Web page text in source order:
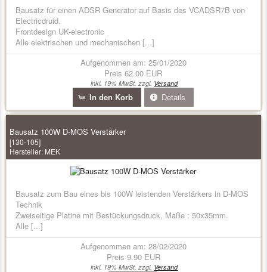
Bausatz für einen ADSR Generator auf Basis des VCADSR7B von
Electricdruid.
Frontdesign UK-electronic
Alle elektrischen und mechanischen [...]
Aufgenommen am: 25/01/2020
Preis62.00 EUR
inkl. 19% MwSt. zzgl. Versand
In den Korb Details
Bausatz 100W D-MOS Verstärker
[130-105]
Hersteller: MEK
Bausatz zum Bau eines bis 100W leistenden Verstärkers in D-MOS
Technik
Zweiseitige Platine mit Bestückungsdruck, Maße : 50x35mm.
Alle [...]
Aufgenommen am: 28/02/2020
Preis 9.90 EUR
inkl. 19% MwSt. zzgl. Versand